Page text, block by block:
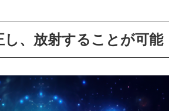
し、放射することが可能